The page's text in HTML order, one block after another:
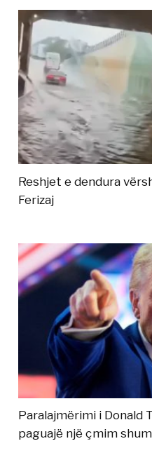
Reshjet e dendura
Ferizaj
Paralajmërimi i Donald
paguajë një çmim